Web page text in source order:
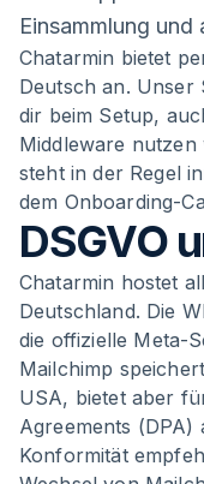
Einsammlung
Chatarmin bietet
Deutsch an. Unser
dir beim Setup,
Middleware
steht in der Regel
dem Onboarding-
DSGVO
Chatarmin hostet
Deutschland. Die
die offizielle Meta-
Mailchimp
USA, bietet aber
Agreements (DPA)
Konformität